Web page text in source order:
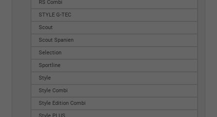
RS Combi
STYLE G-TEC
Scout
Scout Spanien
Selection
Sportline
Style
Style Combi
Style Edition Combi